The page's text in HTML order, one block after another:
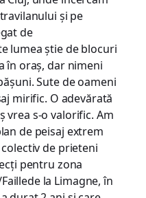
și pe
de
lumea știe de blocuri
în oraș, dar nimeni
Sute de oameni
mirific. O adevărată
vrea s-o valorific. Am
de peisaj extrem
de prieteni
pentru zona
la Limagne, în